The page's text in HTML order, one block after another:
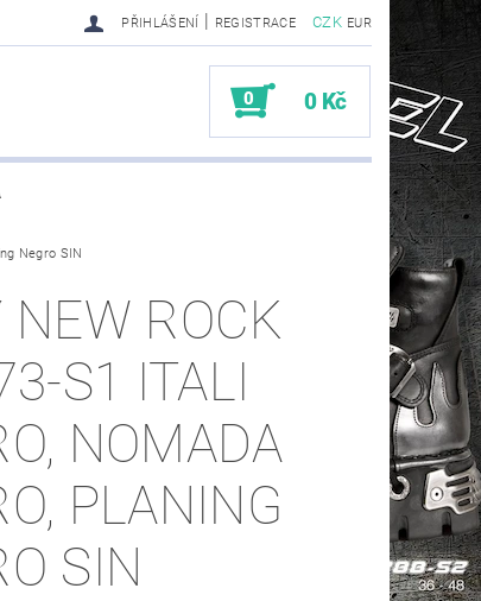
CZK EUR
PŘIHLÁŠENÍ | REGISTRACE
0 0 Kč
SENDRA HANDMADE BIKER BOOTS
Negro SIN
NEW ROCK
S1 ITALI
NOMADA
PLANING
SIN